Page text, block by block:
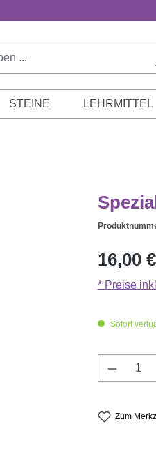
STEINE LEHRMITTEL
Regulärer
16,00 €
* Preise
Sofort
Zum